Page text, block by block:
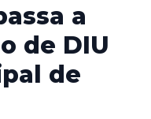
a
de DIU
de